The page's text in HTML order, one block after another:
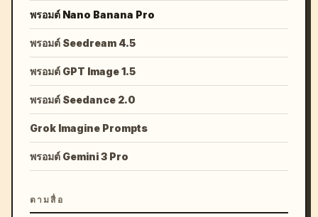
พรอมต์ Nano Banana Pro
พรอมต์ Seedream 4.5
พรอมต์ GPT Image 1.5
พรอมต์ Seedance 2.0
Grok Imagine Prompts
พรอมต์ Gemini 3 Pro
ตามสื่อ